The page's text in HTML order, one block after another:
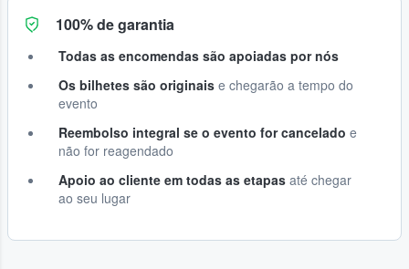
100% de garantia
Todas as encomendas são apoiadas por nós
Os bilhetes são originais e chegarão a tempo do
evento
Reembolso integral se o evento for cancelado e
não for reagendado
Apoio ao cliente em todas as etapas até chegar
ao seu lugar